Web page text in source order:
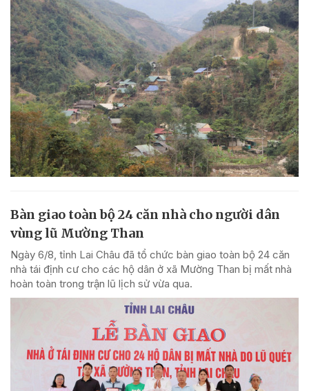
Bàn giao toàn bộ 24 căn nhà cho người dân
vùng lũ Mường Than
Ngày 6/8, tỉnh Lai Châu đã tổ chức bàn giao toàn bộ 24 căn
nhà tái định cư cho các hộ dân ở xã Mường Than bị mất nhà
hoàn toàn trong trận lũ lịch sử vừa qua.